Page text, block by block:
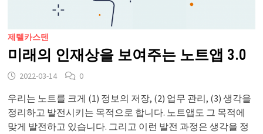
제텔카스텐
미래의 인재상을 보여주는 노트앱 3.0
2022-03-14 0
우리는 노트를 크게 (1) 정보의 저장, (2) 업무 관리, (3) 생각을
정리하고 발전시키는 목적으로 합니다. 노트앱도 그 목적에
맞게 발전하고 있습니다. 그리고 이런 발전 과정은 생각을 정